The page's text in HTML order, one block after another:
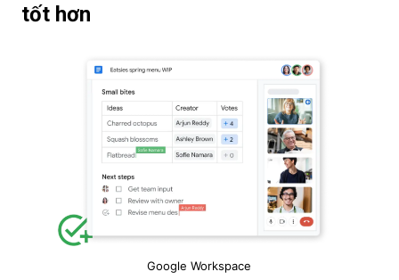
tốt hơn
Google Workspace